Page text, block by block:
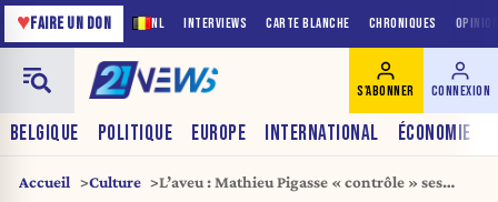
NL INTERVIEWS CARTE BLANCHE CHRONIQUES
♥FAIRE UN DON
BELGIQUE POLITIQUE EUROPE INTERNATIONAL ÉCONOMIE
S'ABONNER CONNEXION
Accueil Culture
L’aveu : Mathieu Pigasse « contrôle » ses